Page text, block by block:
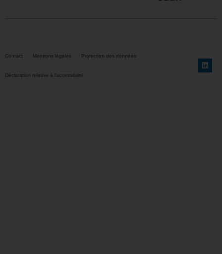
Contact Mentions légales Protection des données
Déclaration relative à l’accessibilité